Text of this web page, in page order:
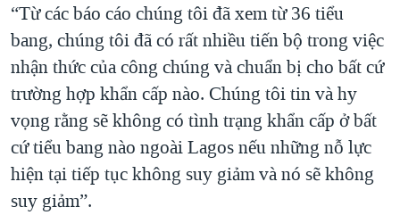
“Từ các báo cáo chúng tôi đã xem từ 36 tiểu
bang, chúng tôi đã có rất nhiều tiến bộ trong việc
nhận thức của công chúng và chuẩn bị cho bất cứ
trường hợp khẩn cấp nào. Chúng tôi tin và hy
vọng rằng sẽ không có tình trạng khẩn cấp ở bất
cứ tiểu bang nào ngoài Lagos nếu những nỗ lực
hiện tại tiếp tục không suy giảm và nó sẽ không
suy giảm”.